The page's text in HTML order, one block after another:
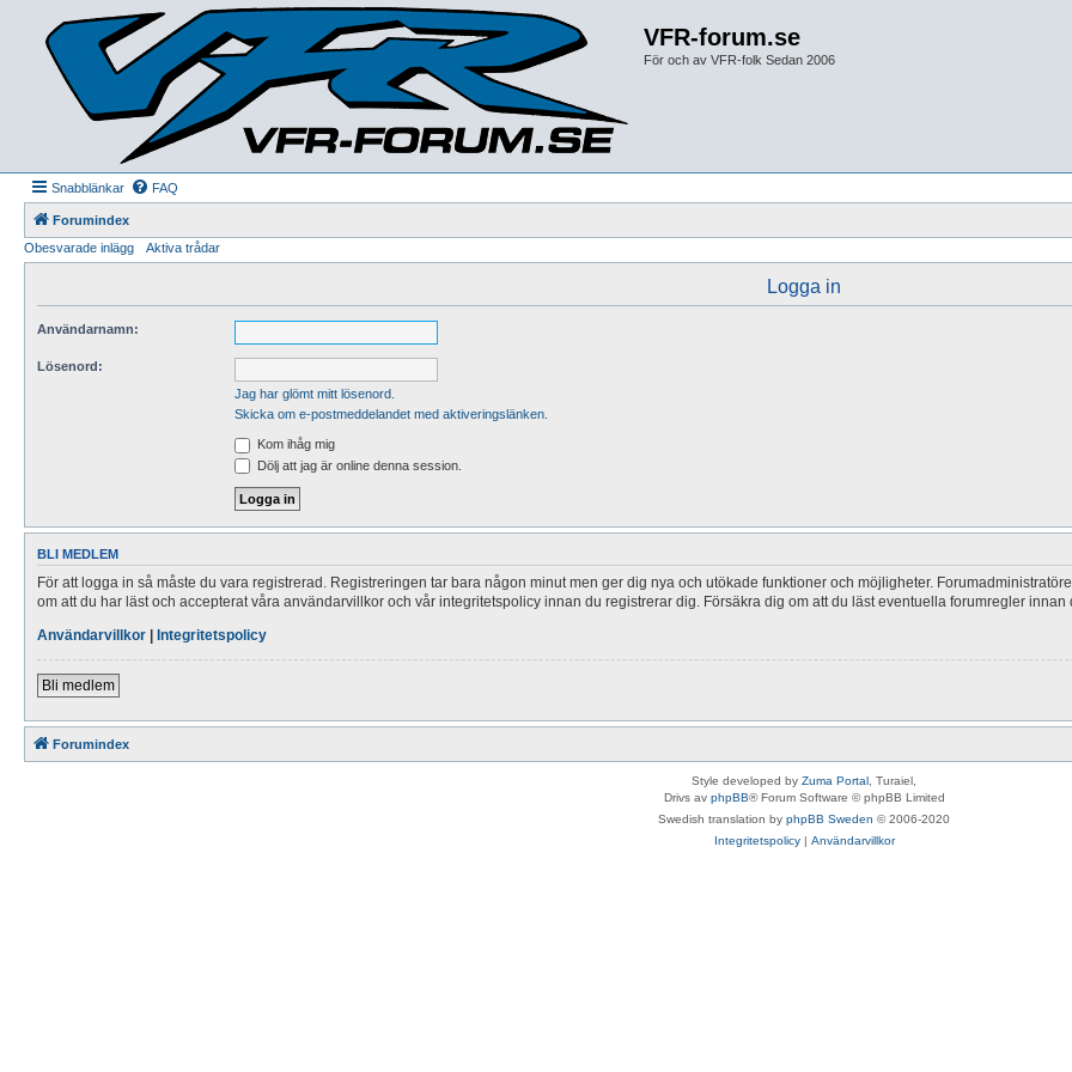
VFR-forum.se
För och av VFR-folk Sedan 2006
Snabblänkar FAQ
Forumindex
Obesvarade inlägg
Aktiva trådar
Logga in
Användarnamn:
Lösenord:
Jag har glömt mitt lösenord.
Skicka om e-postmeddelandet med aktiveringslänken.
Kom ihåg mig
Dölj att jag är online denna session.
BLI MEDLEM
För att logga in så måste du vara registrerad. Registreringen tar bara någon minut men ger dig nya och utökade funktioner och möjligheter.
om att du har läst och accepterat våra användarvillkor och vår integritetspolicy innan du registrerar dig. Försäkra dig om att du läst eventuella forumregler innan
Användarvillkor | Integritetspolicy
Bli medlem
Forumindex
Style developed by Zuma Portal , Turaiel,
Drivs av phpBB® Forum Software © phpBB Limited
Swedish translation by phpBB Sweden © 2006-2020
Integritetspolicy| Användarvillkor